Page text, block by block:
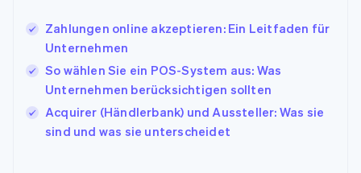
Zahlungen online akzeptieren: Ein Leitfaden für
Unternehmen
So wählen Sie ein POS-System aus: Was
Unternehmen berücksichtigen sollten
Acquirer (Händlerbank) und Aussteller: Was sie
sind und was sie unterscheidet
English Français
Kroatien
EnglishItaliano
Lettland
Liechtenstein
DeutschEnglish